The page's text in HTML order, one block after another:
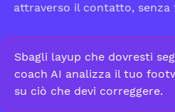
attraverso il contatto, senza
Sbagli layup che dovresti
coach AI analizza il tuo
su ciò che devi correggere.